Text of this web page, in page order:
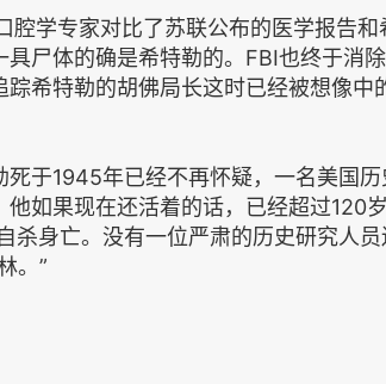
学专家对比了苏联公布的医学报告和
尸体的确是希特勒的。FBI也终于消
希特勒的胡佛局长这时已经被想像中
1945年已经不再怀疑，一名美国历
如果现在还活着的话，已经超过120
杀身亡。没有一位严肃的历史研究人
。”